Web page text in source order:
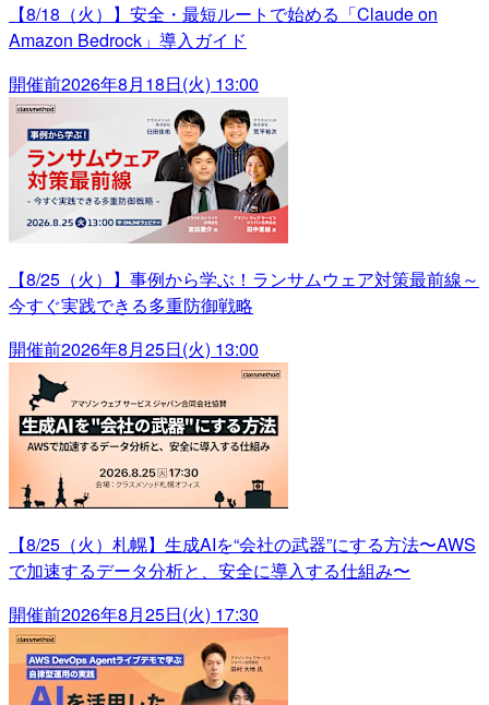
【8/18（火）】安全・最短ルートで始める「Claude on
Amazon Bedrock」導入ガイド
開催前2026年8月18日(火) 13:00
【8/25（火）】事例から学ぶ！ランサムウェア対策最前線～
今すぐ実践できる多重防御戦略
開催前2026年8月25日(火) 13:00
【8/25（火）札幌】生成AIを“会社の武器”にする方法〜AWS
で加速するデータ分析と、安全に導入する仕組み〜
開催前2026年8月25日(火) 17:30